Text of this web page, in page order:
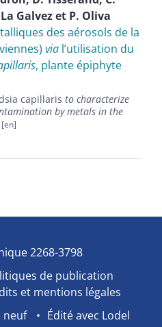
Galvezet P. Oliva
des aérosols de la
via l’utilisation du
, plante épiphyte
capillaris to characterize
by metals in the
2268-3798
de publication
et mentions légales
neuf
Édité avec Lodel